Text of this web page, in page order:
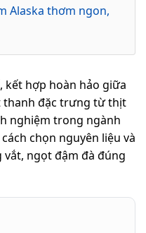
Alaska thơm ngon,
kết hợp hoàn hảo giữa
thanh đặc trưng từ thịt
nghiệm trong ngành
chọn nguyên liệu và
ngọt đậm đà đúng